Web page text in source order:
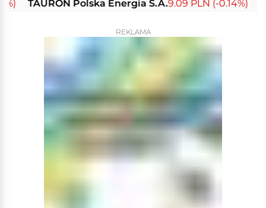
TAURON Polska Energia S.A.9.09 PLN (-0.14%) Enea
REKLAMA